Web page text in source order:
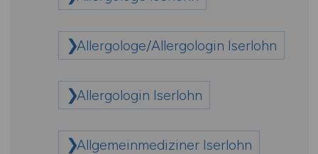
Allergologe/Allergologin Iserlohn
Allergologin Iserlohn
Allgemeinmediziner Iserlohn